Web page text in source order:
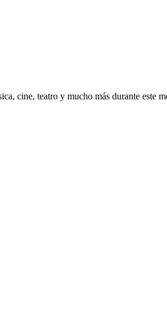
cine, teatro y mucho más durante este